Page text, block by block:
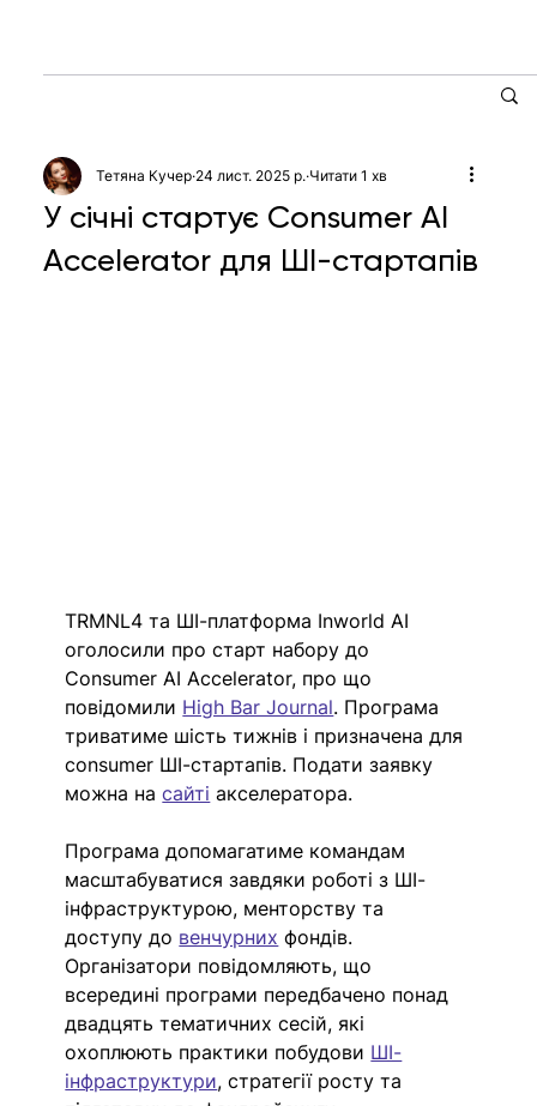
У січні стартує Consumer AI
Accelerator для ШІ-стартапів
Тетяна Кучер 24 лист. 2025 р. Читати 1 хв
TRMNL4 та ШІ-платформа Inworld AI
оголосили про старт набору до
Consumer AI Accelerator, про що
повідомили High Bar Journal. Програма
триватиме шість тижнів і призначена для
consumer ШІ-стартапів. Подати заявку
можна на сайті акселератора.
Програма допомагатиме командам
масштабуватися завдяки роботі з ШІ-
інфраструктурою, менторству та
доступу до венчурних фондів.
Організатори повідомляють, що
всередині програми передбачено понад
двадцять тематичних сесій, які
охоплюють практики побудови ШІ-
інфраструктури, стратегії росту та